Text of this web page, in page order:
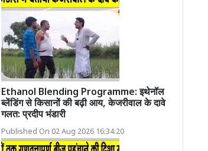
Ethanol Blending Programme: इथेनॉल
ब्लेंडिंग से किसानों की बढ़ी आय, केजरीवाल के दावे
गलत: प्रदीप भंडारी
Published On 02 Aug 2026 16:34:20